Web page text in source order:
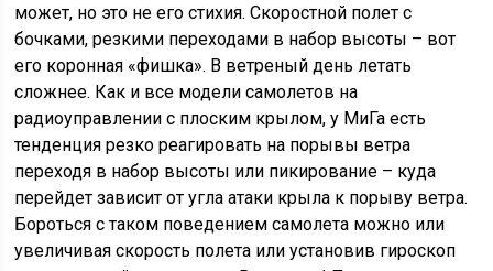
может, но это не его стихия. Скоростной полет с
бочками, резкими переходами в набор высоты – вот
его коронная «фишка». В ветреный день летать
сложнее. Как и все модели самолетов на
радиоуправлении с плоским крылом, у МиГа есть
тенденция резко реагировать на порывы ветра
переходя в набор высоты или пикирование – куда
перейдет зависит от угла атаки крыла к порыву ветра.
Бороться с таком поведением самолета можно или
увеличивая скорость полета или установив гироскоп